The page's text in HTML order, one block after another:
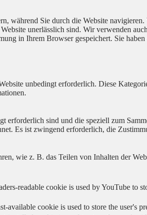
während Sie durch die Website
unerlässlich sind. Wir verwenden
in Ihrem Browser gespeichert. Sie
unbedingt erforderlich. Diese
sind und die speziell zum
Es ist zwingend erforderlich, die
wie z. B. das Teilen von Inhalten der
readable cookie is used by YouTube to
available cookie is used to store the user's